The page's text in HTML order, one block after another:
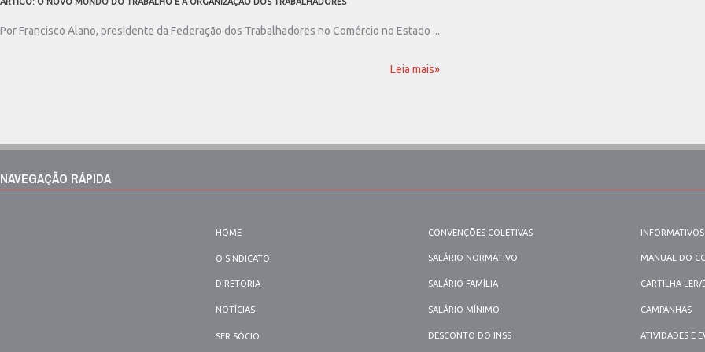
Por Francisco Alano, presidente da Federação dos Trabalhadores no Comércio no Estado ...
Leia mais»
NAVEGAÇÃO RÁPIDA
HOME
O SINDICATO
DIRETORIA
NOTÍCIAS
SER SÓCIO
CONVENÇÕES COLETIVAS
SALÁRIO NORMATIVO
SALÁRIO-FAMÍLIA
SALÁRIO MÍNIMO
DESCONTO DO INSS
INFORMATIVOS
MANUAL DO
CARTILHA LER/
CAMPANHAS
ATIVIDADES E